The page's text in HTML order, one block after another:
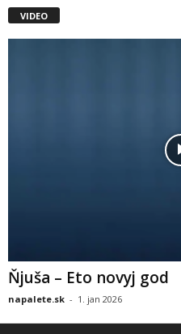
VIDEO
Ňjuša – Eto novyj god
napalete.sk - 1. jan 2026